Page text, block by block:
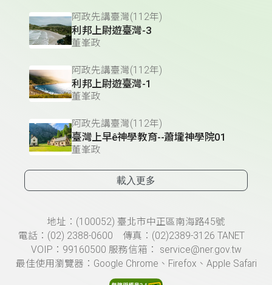
阿政先講臺灣(112年)
利邦上尉遊臺灣-3
董峯政
阿政先講臺灣(112年)
利邦上尉遊臺灣-1
董峯政
阿政先講臺灣(112年)
臺灣上早ê神學教育--蕭壠神學院01
董峯政
載入更多
頁尾資訊地址：(100052) 臺北市中正區南海路45號
電話：(02) 2388-0600 傳真：(02)2389-3126 TANET
VOIP：99160500 服務信箱： service@ner.gov.tw
最佳使用瀏覽器：Google Chrome、Firefox、Apple Safari